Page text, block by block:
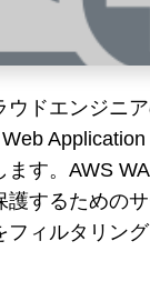
ウドエンジニ
ます。AWS
護するための
フィルタリン